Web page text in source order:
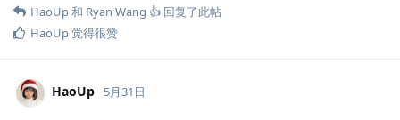
HaoUp和 Ryan Wang 👍 回复了此帖
HaoUp觉得很赞
HaoUp 5月31日